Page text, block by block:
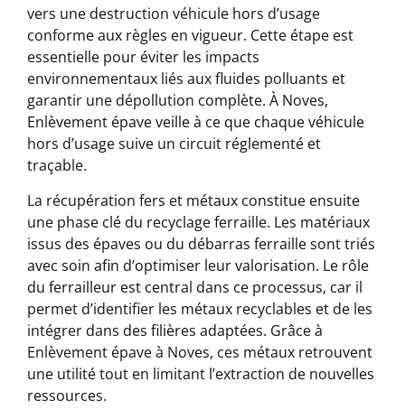
vers une destruction véhicule hors d’usage
conforme aux règles en vigueur. Cette étape est
essentielle pour éviter les impacts
environnementaux liés aux fluides polluants et
garantir une dépollution complète. À Noves,
Enlèvement épave veille à ce que chaque véhicule
hors d’usage suive un circuit réglementé et
traçable.
La récupération fers et métaux constitue ensuite
une phase clé du recyclage ferraille. Les matériaux
issus des épaves ou du débarras ferraille sont triés
avec soin afin d’optimiser leur valorisation. Le rôle
du ferrailleur est central dans ce processus, car il
permet d’identifier les métaux recyclables et de les
intégrer dans des filières adaptées. Grâce à
Enlèvement épave à Noves, ces métaux retrouvent
une utilité tout en limitant l’extraction de nouvelles
ressources.